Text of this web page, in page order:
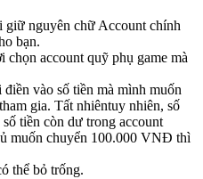
nguyên chữ Account chính
bạn.
account quỹ phụ game mà
vào số tiền mà mình muốn
gia. Tất nhiêntuy nhiên, số
tiền còn dư trong account
muốn chuyển 100.000 VNĐ thì
thể bỏ trống.